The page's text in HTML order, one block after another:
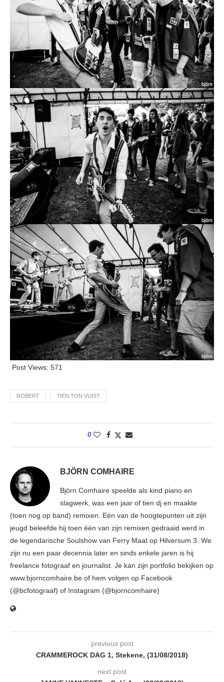
Post Views: 571
ROBERT TIEN TON VUIST
0
BJÖRN COMHAIRE
Björn Comhaire speelde als kind piano en
slagwerk, was een jaar of tien dj en maakte
(toen nog op band) remixen. Eén van de hoogtepunten uit zijn
jeugd beleefde hij toen één van zijn remixen gedraaid werd in
de legendarische Soulshow van Ferry Maat op Hilversum 3. We
zijn nu een paar decennia later en sinds enkele jaren is hij
freelance fotograaf en journalist. Je kan zijn portfolio bekijken op
www.bjorncomhaire.be of hem volgen op Facebook
(@bcfotograaf) of Instagram (@bjorncomhaire)
previous post
CRAMMEROCK DAG 1, Stekene, (31/08/2018)
next post